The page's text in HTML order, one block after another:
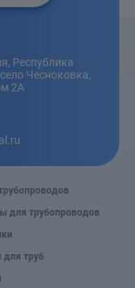
Республика
Чесноковка,
2А
для трубопроводов
труб